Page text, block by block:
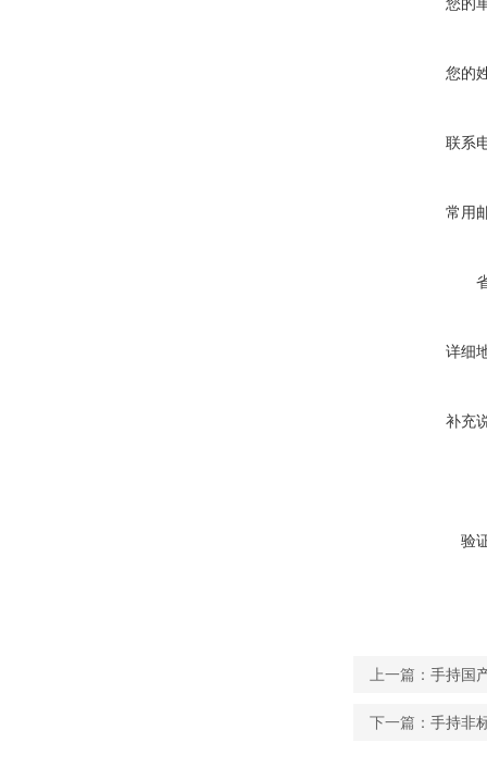
您的
联系
常用
详细
补充
验
上一篇： 手持国
下一篇： 手持非